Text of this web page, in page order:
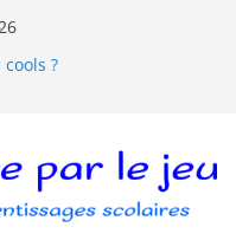
?
est-elle ludique ?
l’oubli